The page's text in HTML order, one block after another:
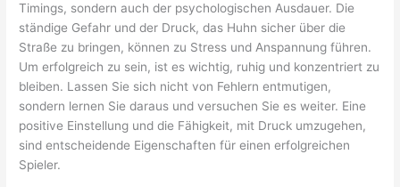
Timings, sondern auch der psychologischen Ausdauer. Die
ständige Gefahr und der Druck, das Huhn sicher über die
Straße zu bringen, können zu Stress und Anspannung führen.
Um erfolgreich zu sein, ist es wichtig, ruhig und konzentriert zu
bleiben. Lassen Sie sich nicht von Fehlern entmutigen,
sondern lernen Sie daraus und versuchen Sie es weiter. Eine
positive Einstellung und die Fähigkeit, mit Druck umzugehen,
sind entscheidende Eigenschaften für einen erfolgreichen
Spieler.